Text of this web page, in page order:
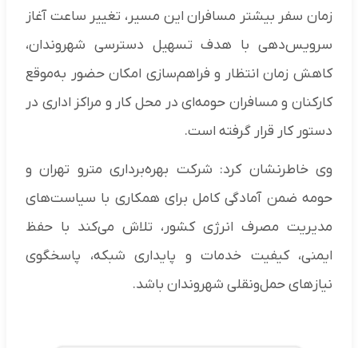
زمان سفر بیشتر مسافران این مسیر، تغییر ساعت آغاز
سرویس‌دهی با هدف تسهیل دسترسی شهروندان،
کاهش زمان انتظار و فراهم‌سازی امکان حضور به‌موقع
کارکنان و مسافران حومه‌ای در محل کار و مراکز اداری در
دستور کار قرار گرفته است.
وی خاطرنشان کرد: شرکت بهره‌برداری مترو تهران و
حومه ضمن آمادگی کامل برای همکاری با سیاست‌های
مدیریت مصرف انرژی کشور، تلاش می‌کند با حفظ
ایمنی، کیفیت خدمات و پایداری شبکه، پاسخگوی
نیازهای حمل‌ونقلی شهروندان باشد.